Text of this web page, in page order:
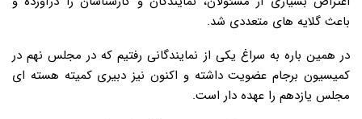
باعث گلایه های متعددی شد.
در همین باره به سراغ یکی از نمایندگانی رفتیم که در مجلس نهم در
کمیسیون برجام عضویت داشته و اکنون نیز دبیری کمیته هسته ای
مجلس یازدهم را عهده دار است.